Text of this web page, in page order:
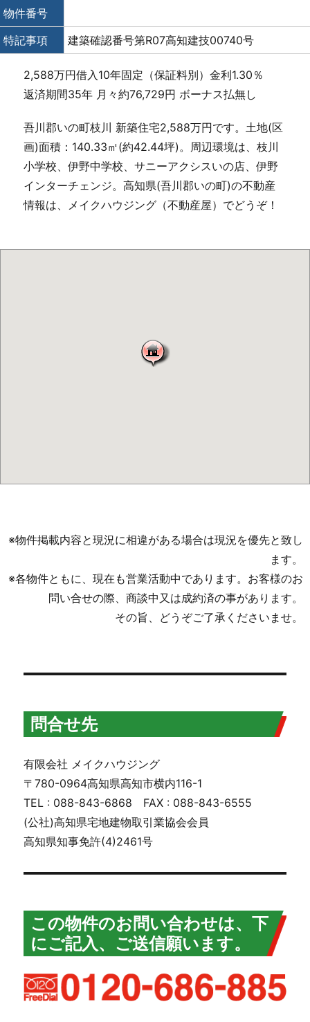
物件番号
特記事項
建築確認番号第R07高知建技00740号
2,588万円借入10年固定（保証料別）金利1.30％
返済期間35年 月々約76,729円 ボーナス払無し
吾川郡いの町枝川 新築住宅2,588万円です。土地(区
画)面積：140.33㎡(約42.44坪)。周辺環境は、枝川
小学校、伊野中学校、サニーアクシスいの店、伊野
インターチェンジ。高知県(吾川郡いの町)の不動産
情報は、メイクハウジング（不動産屋）でどうぞ！
※物件掲載内容と現況に相違がある場合は現況を優先と致し
ます。
※各物件ともに、現在も営業活動中であります。お客様のお
問い合せの際、商談中又は成約済の事があります。
その旨、どうぞご了承くださいませ。
問合せ先
有限会社 メイクハウジング
〒780-0964高知県高知市横内116-1
TEL : 088-843-6868 FAX : 088-843-6555
(公社)高知県宅地建物取引業協会会員
高知県知事免許(4)2461号
この物件のお問い合わせは、下
にご記入、ご送信願います。